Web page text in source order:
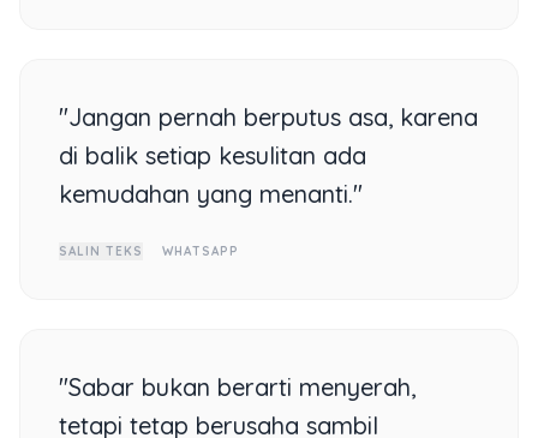
"Jangan pernah berputus asa, karena
di balik setiap kesulitan ada
kemudahan yang menanti."
SALIN TEKS WHATSAPP
"Sabar bukan berarti menyerah,
tetapi tetap berusaha sambil